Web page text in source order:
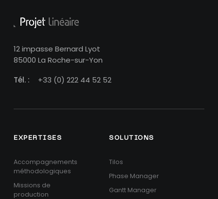
12 impasse Bernard Lyot
85000 La Roche-sur-Yon
Tél. :
+33 (0) 222 44 52 52
EXPERTISES
Accompagnements
méthodologiques
Missions de
production
SOLUTIONS
Tilos
Phase Manager
Gantt Manager